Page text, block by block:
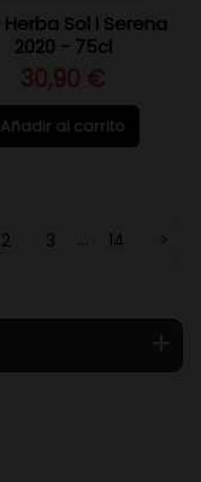
Herba Sol i Serena
2020 - 75cl
30,90 €
Añadir al carrito
2 3 … 14